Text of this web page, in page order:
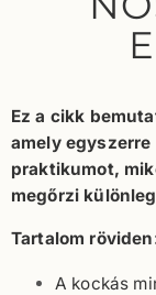
Ez a cikk
amely
praktikumot,
megőrzi
Tartalom
A kockás